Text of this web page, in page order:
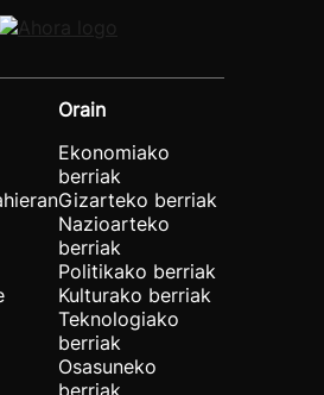
Orain
Ekonomiako
berriak
Gizarteko berriak
Nazioarteko
berriak
Politikako berriak
Kulturako berriak
Teknologiako
berriak
Osasuneko
berriak